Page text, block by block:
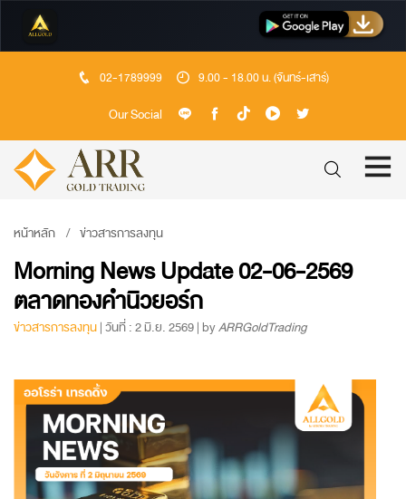
02-1789999 9.00 - 18.00 น. (จันทร์-เสาร์)
Our Social
หน้าหลัก ข่าวสารการลงทุน
Morning News Update 02-06-2569
ตลาดทองคำนิวยอร์ก
ข่าวสารการลงทุน| วันที่ : 2 มิ.ย. 2569 | byARRGoldTrading